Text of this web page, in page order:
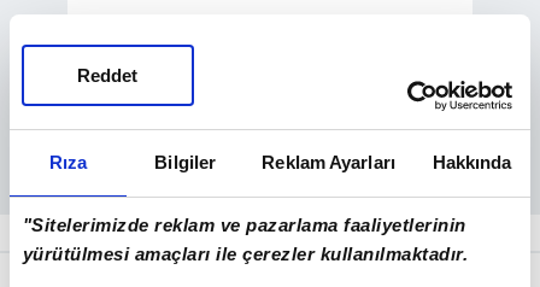
Rıza Bilgiler Reklam Ayarları Hakkında
"Sitelerimizde reklam ve pazarlama faaliyetlerinin
yürütülmesi amaçları ile çerezler kullanılmaktadır.
Reddet
BM Barış Gücü'nün KKTC topraklarındaki